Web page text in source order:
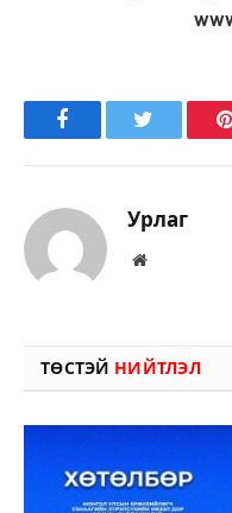
FacebookTwitter
Урлаг
Вэбсайт
ТӨСТЭЙ НИЙТЛЭЛ